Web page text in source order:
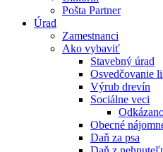
Pošta Partner
Úrad
Zamestnanci
Ako vybaviť
Stavebný úrad
Osvedčovanie
Výrub drevín
Sociálne veci
Obecné
Daň za psa